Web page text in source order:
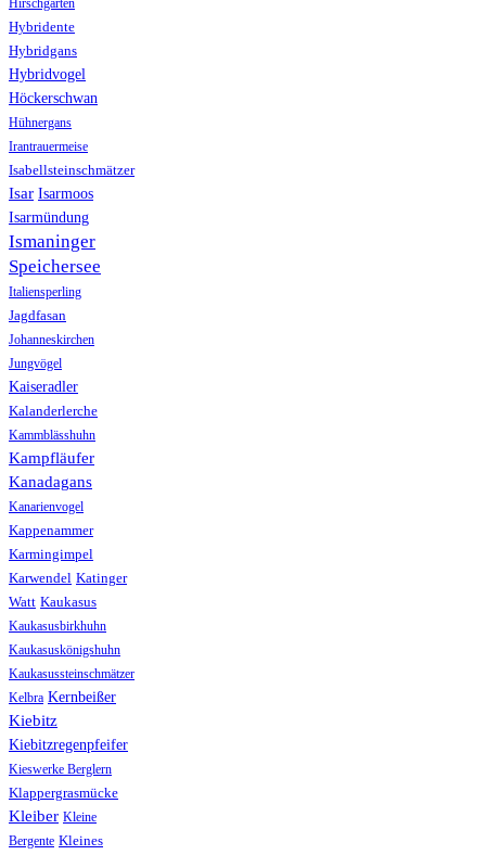
Hybridente
Hybridgans
Hybridvogel
Höckerschwan
Hühnergans
Irantrauermeise
Isabellsteinschmätzer
Isar Isarmoos
Isarmündung
Ismaninger
Speichersee
Italiensperling
Jagdfasan
Johanneskirchen
Jungvögel
Kaiseradler
Kalanderlerche
Kammblässhuhn
Kampfläufer
Kanadagans
Kanarienvogel
Kappenammer
Karmingimpel
Karwendel Katinger
Watt Kaukasus
Kaukasusbirkhuhn
Kaukasuskönigshuhn
Kaukasussteinschmätzer
Kelbra Kernbeißer
Kiebitz
Kiebitzregenpfeifer
Kieswerke Berglern
Klappergrasmücke
Kleiber Kleine
Bergente Kleines